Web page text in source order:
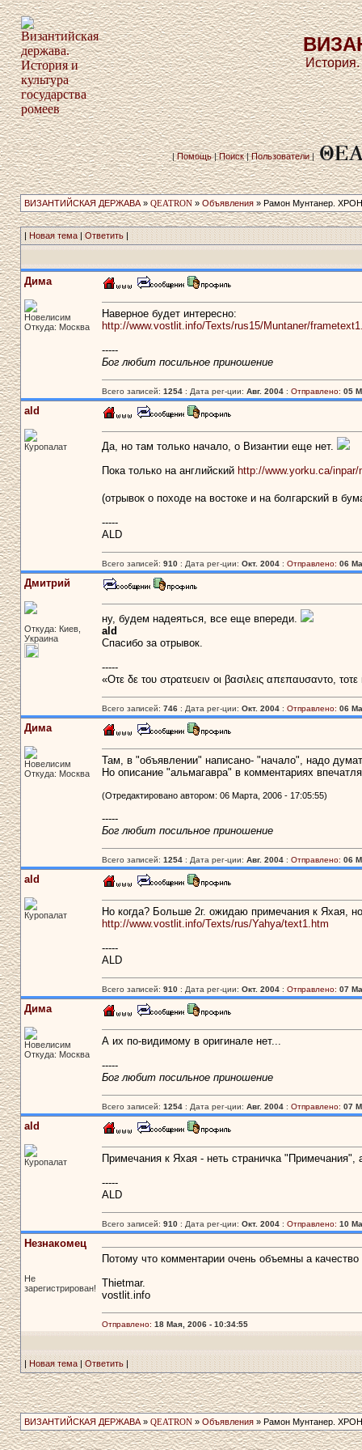
|Помощь|Поиск|Пользователи|
ВИЗАНТИЙСКАЯ ДЕРЖАВА» QEATRON» Объявления» Рамон Мунтанер.
| Новая тема|Ответить|
Дима
Новелисим
Откуда: Москва
Наверное будет интересно:
http://www.vostlit.info/Texts/rus15/Muntaner/
-----
Бог любит посильное приношение
Всего записей: 1254: Дата рег-ции: Авг. 2004: Отправлено: 05
ald
Куропалат
Да, но там только начало, о Византии еще нет.
Пока только на английский http://www.yorku.ca/
(отрывок о походе на востоке и на болгарский в
-----
ALD
Всего записей: 910: Дата рег-ции: Окт. 2004: Отправлено: 06
Дмитрий
Откуда: Киев,
Украина
ну, будем надеяться, все еще впереди.
ald
Спасибо за отрывок.
-----
«Οτε δε του στρατευειν οι βασιλεις απεπαυσαντο,
Всего записей: 746: Дата рег-ции: Окт. 2004: Отправлено: 06
Дима
Новелисим
Откуда: Москва
Там, в "объявлении" написано- "начало", надо
Но описание "альмагавра" в комментариях
(Отредактировано автором: 06 Марта, 2006 - 17:05:55)
-----
Бог любит посильное приношение
Всего записей: 1254: Дата рег-ции: Авг. 2004: Отправлено: 06
ald
Куропалат
Но когда? Больше 2г. ожидаю примечания к Яхая,
http://www.vostlit.info/Texts/rus/Yahya/text1.htm
-----
ALD
Всего записей: 910: Дата рег-ции: Окт. 2004: Отправлено: 07
Дима
Новелисим
Откуда: Москва
А их по-видимому в оригинале нет...
-----
Бог любит посильное приношение
Всего записей: 1254: Дата рег-ции: Авг. 2004: Отправлено: 07
ald
Куропалат
Примечания к Яхая - неть страничка
-----
ALD
Всего записей: 910: Дата рег-ции: Окт. 2004: Отправлено: 10
Незнакомец
Не
зарегистрирован!
Потому что комментарии очень объемны а
Thietmar.
vostlit.info
Отправлено: 18 Мая, 2006 - 10:34:55
| Новая тема|Ответить|
ВИЗАНТИЙСКАЯ ДЕРЖАВА» QEATRON» Объявления» Рамон Мунтанер.